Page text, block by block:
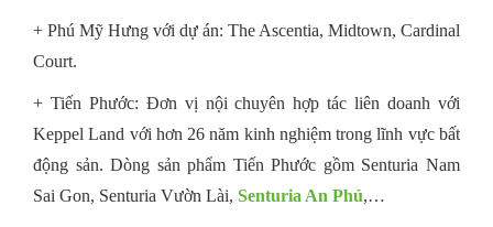
+ Phú Mỹ Hưng với dự án: The Ascentia, Midtown, Cardinal
Court.
+ Tiến Phước: Đơn vị nội chuyên hợp tác liên doanh với
Keppel Land với hơn 26 năm kinh nghiệm trong lĩnh vực bất
động sản. Dòng sản phẩm Tiến Phước gồm Senturia Nam
Sai Gon, Senturia Vườn Lài, Senturia An Phú,…